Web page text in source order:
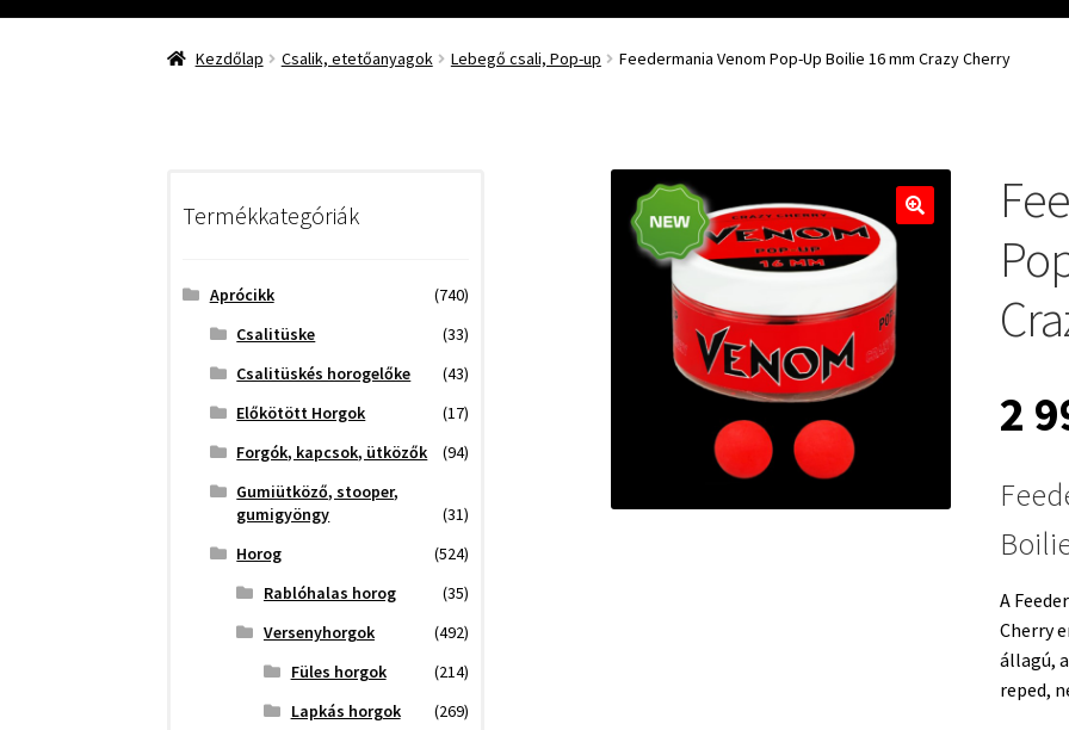
Kezdőlap Csalik, etetőanyagok Lebegő csali, Pop-up Feedermania Venom Pop-Up Boilie 16 mm Crazy Cherry
2
A
Cherry
állagú,
reped,
Termékkategóriák
Aprócikk
(740)
Csalitüske
(33)
Csalitüskés horogelőke
(43)
Előkötött Horgok
(17)
Forgók, kapcsok, ütközők
(94)
Gumiütköző, stooper,
gumigyöngy
(31)
Horog
(524)
Rablóhalas horog
(35)
Versenyhorgok
(492)
Füles horgok
(214)
Lapkás horgok
(269)